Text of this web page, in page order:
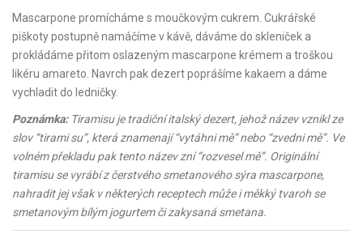
Mascarpone promícháme s moučkovým cukrem. Cukrářské
piškoty postupně namáčíme v kávě, dáváme do skleniček a
prokládáme přitom oslazeným mascarpone krémem a troškou
likéru amareto. Navrch pak dezert poprášíme kakaem a dáme
vychladit do ledničky.
Poznámka:Tiramisu je tradiční italský dezert, jehož název vznikl ze
slov “tirami su”, která znamenají “vytáhni mě” nebo “zvedni mě”. Ve
volném překladu pak tento název zní “rozvesel mě”. Originální
tiramisu se vyrábí z čerstvého smetanového sýra mascarpone,
nahradit jej však v některých receptech může i měkký tvaroh se
smetanovým bílým jogurtem či zakysaná smetana.